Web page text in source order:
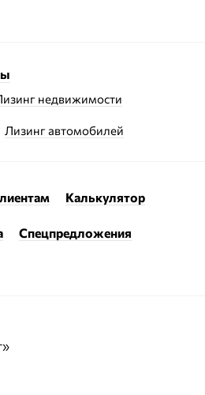
недвижимости
Лизинг автомобилей
Калькулятор
Спецпредложения